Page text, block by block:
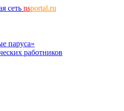
сеть nsportal.ru
паруса»
работников